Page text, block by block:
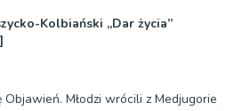
Kolbiański „Dar życia”
Młodzi wrócili z Medjugorie